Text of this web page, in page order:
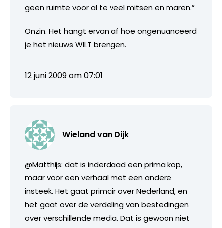
geen ruimte voor al te veel mitsen en maren.”
Onzin. Het hangt ervan af hoe ongenuanceerd
je het nieuws WILT brengen.
12 juni 2009 om 07:01
Wieland van Dijk
@Matthijs: dat is inderdaad een prima kop,
maar voor een verhaal met een andere
insteek. Het gaat primair over Nederland, en
het gaat over de verdeling van bestedingen
over verschillende media. Dat is gewoon niet